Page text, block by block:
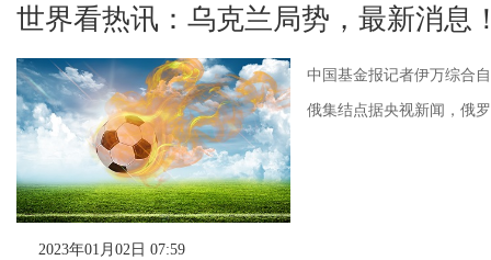
世界看热讯：乌克兰局势，最新消息
中国基金报记者伊万综合
俄集结点据央视新闻，俄
2023年01月02日 07:59